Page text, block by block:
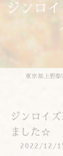
ジンロ
ジンロイ
ました☆
2022/12/